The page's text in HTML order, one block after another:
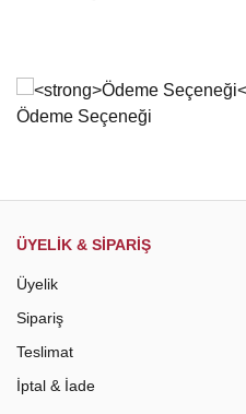
ÜYELİK & SİPARİŞ
Üyelik
Sipariş
Teslimat
İptal & İade